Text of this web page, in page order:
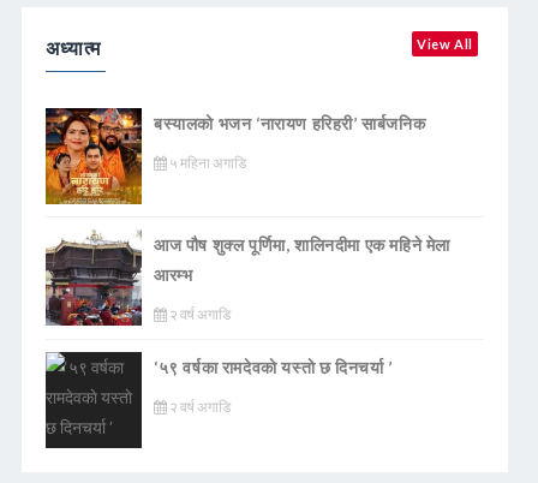
अध्यात्म View All
बस्यालको भजन ‘नारायण हरिहरी’ सार्बजनिक
५ महिना अगाडि
आज पौष शुक्ल पूर्णिमा, शालिनदीमा एक महिने मेला
आरम्भ
२ वर्ष अगाडि
‘५९ वर्षका रामदेवकाे यस्ताे छ दिनचर्या ’
२ वर्ष अगाडि